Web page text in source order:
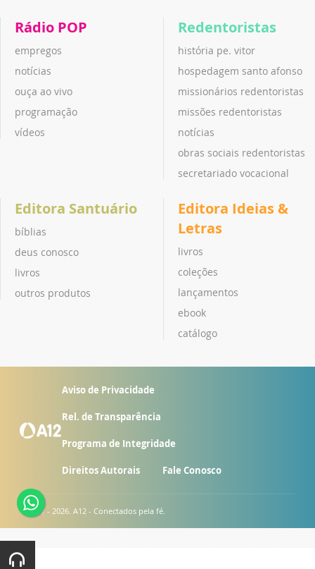
Rádio POP
empregos
notícias
ouça ao vivo
programação
vídeos
Redentoristas
história pe. vitor
hospedagem santo afonso
missionários redentoristas
missões redentoristas
notícias
obras sociais redentoristas
secretariado vocacional
Editora Santuário
bíblias
deus conosco
livros
outros produtos
Editora Ideias &
Letras
livros
coleções
lançamentos
ebook
catálogo
Aviso de Privacidade
Rel. de Transparência
Programa de Integridade
Direitos Autorais Fale Conosco
© 2007 - 2026. A12 - Conectados pela fé.